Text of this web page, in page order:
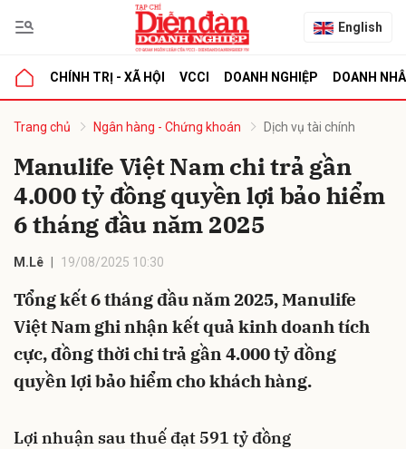
English
CHÍNH TRỊ - XÃ HỘI VCCI DOANH NGHIỆP DOANH
Trang chủ Ngân hàng - Chứng khoán Dịch vụ tài chính
Manulife Việt Nam chi trả gần
4.000 tỷ đồng quyền lợi bảo hiểm
6 tháng đầu năm 2025
M.Lê 19/08/2025 10:30
Tổng kết 6 tháng đầu năm 2025, Manulife
Việt Nam ghi nhận kết quả kinh doanh tích
cực, đồng thời chi trả gần 4.000 tỷ đồng
quyền lợi bảo hiểm cho khách hàng.
Lợi nhuận sau thuế đạt 591 tỷ đồng
luận
Hủy